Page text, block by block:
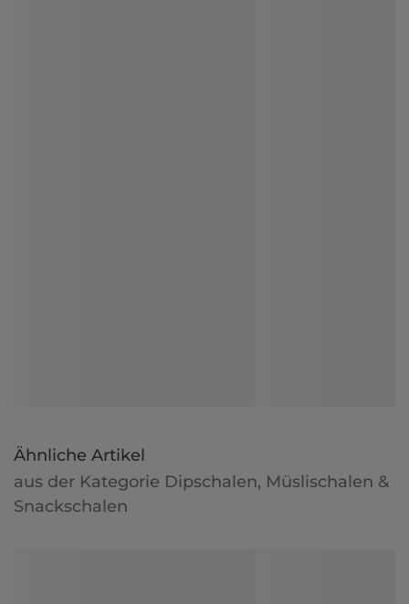
Ähnliche Artikel
aus der Kategorie Dipschalen, Müslischalen &
Snackschalen